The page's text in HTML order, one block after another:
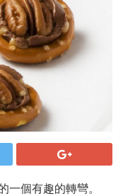
一個有趣的轉彎。